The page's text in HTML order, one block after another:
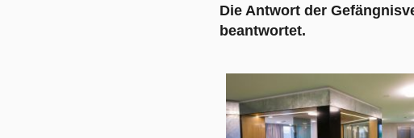
Die Antwort der
beantwortet.